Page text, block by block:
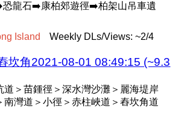
龍石➡️康柏郊遊徑➡️柏架山吊車遺
Island Weekly DLs/Views: ~2/4
坎角2021-08-01 08:49:15 (~9.3
道＞苗鍾徑＞深水灣沙灘＞麗海堤岸
南灣道＞小徑＞赤柱峽道＞舂坎角道